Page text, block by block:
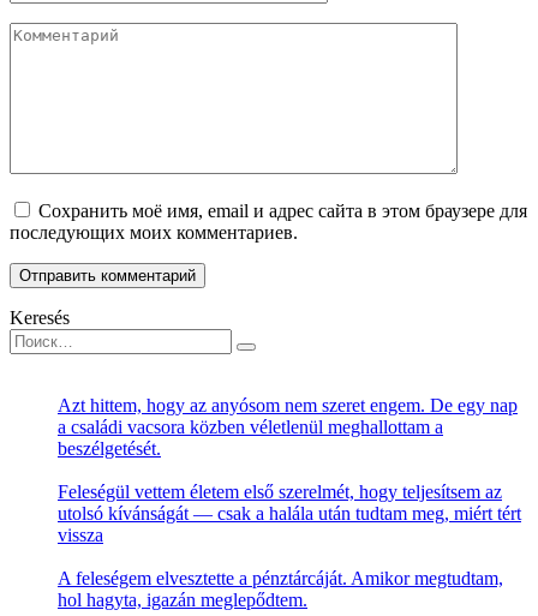
Комментарий
Сохранить моё имя, email и адрес сайта в этом браузере для
последующих моих комментариев.
Keresés
Search
for:
Azt hittem, hogy az anyósom nem szeret engem. De egy nap
a családi vacsora közben véletlenül meghallottam a
beszélgetését.
Feleségül vettem életem első szerelmét, hogy teljesítsem az
utolsó kívánságát — csak a halála után tudtam meg, miért tért
vissza
A feleségem elvesztette a pénztárcáját. Amikor megtudtam,
hol hagyta, igazán meglepődtem.